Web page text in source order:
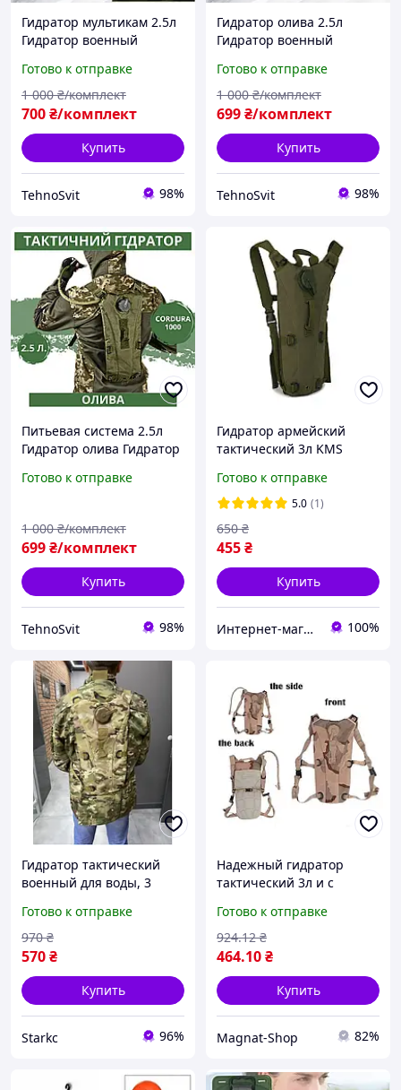
Гидратор мультикам 2.5л
Гидратор военный
Готово к отправке
700₴/комплект
1 000 ₴/комплект
Купить
TehnoSvit 98%
Гидратор олива 2.5л
Гидратор военный
Готово к отправке
699₴/комплект
1 000 ₴/комплект
Купить
TehnoSvit 98%
Питьевая система 2.5л
Гидратор олива Гидратор
гидратор
Готово к отправке
699₴/комплект
1 000 ₴/комплект
Купить
TehnoSvit 98%
Гидратор армейский
тактический 3л KMS
для воды, питьевая
система "медуза"
Готово к отправке
5.0 (1)
455₴
650 ₴
Купить
Интернет-магазин "Коламбус" 100%
Гидратор тактический
военный для воды, 3
гидратор-рюкзак Рюкзак
с гидратором
тактический
Готово к отправке
570₴
970 ₴
Купить
Starkс 96%
Надежный гидратор
тактический 3л и с
система нейлоновая для
военных (Мультикам) код
841209
Готово к отправке
464.10₴
924.12 ₴
Купить
Magnat-Shop 82%